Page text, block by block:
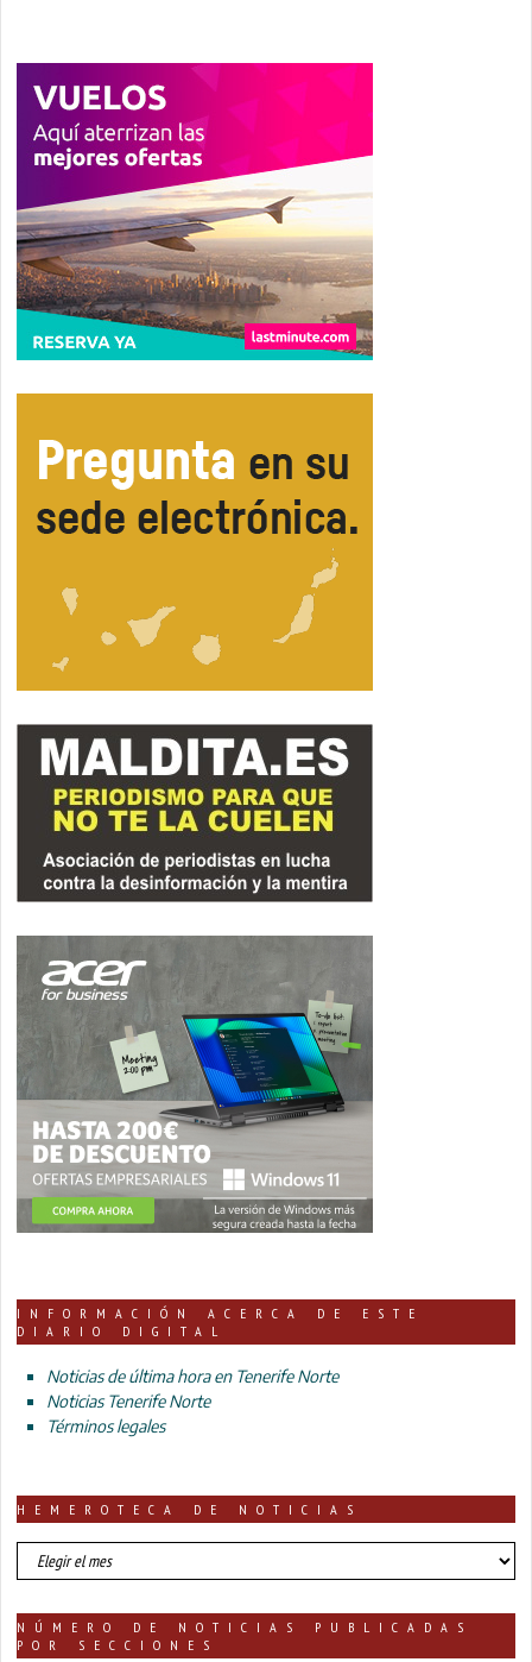
INFORMACIÓN ACERCA DE ESTE
DIARIO DIGITAL
Noticias de última hora en Tenerife Norte
Noticias Tenerife Norte
Términos legales
HEMEROTECA DE NOTICIAS
HEMEROTECA
DE
NÚMERO DE NOTICIAS PUBLICADAS
POR SECCIONES